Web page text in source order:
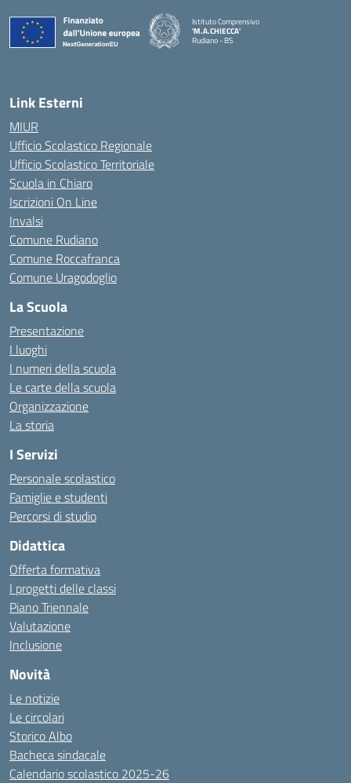
Istituto Comprensivo
'M.A.CHIECCA'
Rudiano - BS
Link Esterni
MIUR
Ufficio Scolastico Regionale
Ufficio Scolastico Territoriale
Scuola in Chiaro
Iscrizioni On Line
Invalsi
Comune Rudiano
Comune Roccafranca
Comune Uragodoglio
La Scuola
Presentazione
I luoghi
I numeri della scuola
Le carte della scuola
Organizzazione
La storia
I Servizi
Personale scolastico
Famiglie e studenti
Percorsi di studio
Didattica
Offerta formativa
I progetti delle classi
Piano Triennale
Valutazione
Inclusione
Novità
Le notizie
Le circolari
Storico Albo
Bacheca sindacale
Calendario scolastico 2025-26